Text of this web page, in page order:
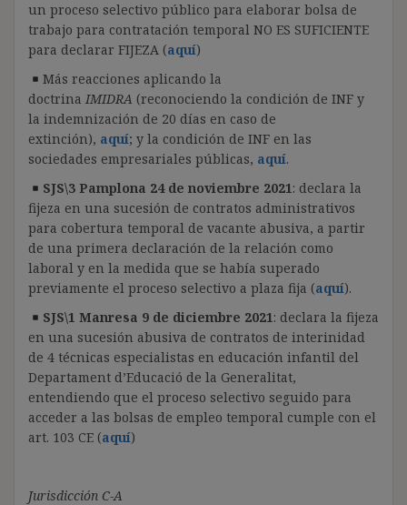
un proceso selectivo público para elaborar bolsa de
trabajo para contratación temporal NO ES SUFICIENTE
para declarar FIJEZA (aquí)
Más reacciones aplicando la
doctrina IMIDRA (reconociendo la condición de INF y
la indemnización de 20 días en caso de
extinción), aquí; y la condición de INF en las
sociedades empresariales públicas, aquí.
SJS\3 Pamplona 24 de noviembre 2021: declara la
fijeza en una sucesión de contratos administrativos
para cobertura temporal de vacante abusiva, a partir
de una primera declaración de la relación como
laboral y en la medida que se había superado
previamente el proceso selectivo a plaza fija (aquí).
SJS\1 Manresa 9 de diciembre 2021: declara la fijeza
en una sucesión abusiva de contratos de interinidad
de 4 técnicas especialistas en educación infantil del
Departament d’Educació de la Generalitat,
entendiendo que el proceso selectivo seguido para
acceder a las bolsas de empleo temporal cumple con el
art. 103 CE (aquí)
Jurisdicción C-A